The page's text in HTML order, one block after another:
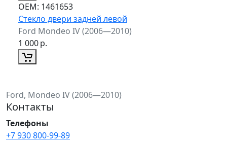
ОЕМ: 1461653
Стекло двери задней левой
Ford Mondeo IV (2006—2010)
1 000р.
Ford, Mondeo IV (2006—2010)
Контакты
Телефоны
+7 930 800-99-89